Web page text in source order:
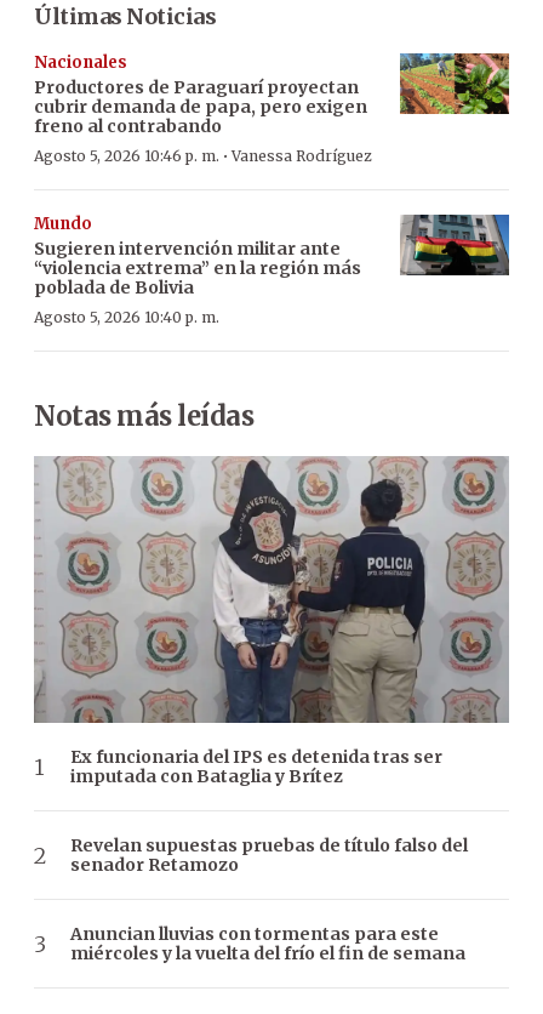
Últimas Noticias
Nacionales
Productores de Paraguarí proyectan
cubrir demanda de papa, pero exigen
freno al contrabando
Agosto 5, 2026 10:46 p. m. ·Vanessa Rodríguez
Mundo
Sugieren intervención militar ante
“violencia extrema” en la región más
poblada de Bolivia
Agosto 5, 2026 10:40 p. m.
Notas más leídas
Ex funcionaria del IPS es detenida tras ser
imputada con Bataglia y Brítez
Revelan supuestas pruebas de título falso del
senador Retamozo
Anuncian lluvias con tormentas para este
miércoles y la vuelta del frío el fin de semana